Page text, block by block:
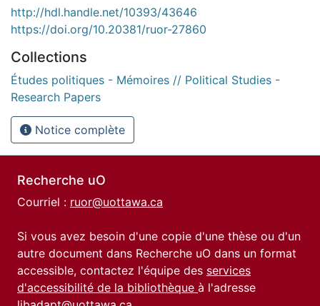
http://hdl.handle.net/10393/43646
https://doi.org/10.20381/ruor-27860
Collections
Études politiques - Mémoires // Political Studies -
Research Papers
Notice complète
Recherche uO
Courriel : ruor@uottawa.ca
Si vous avez besoin d'une copie d'une thèse ou d'un
autre document dans Recherche uO dans un format
accessible, contactez l'équipe des services
d'accessibilité de la bibliothèque à l'adresse